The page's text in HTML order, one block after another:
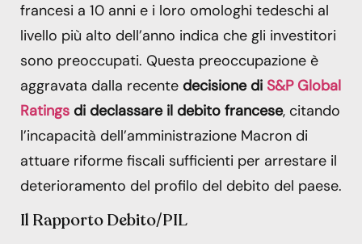
francesi a 10 anni e i loro omologhi tedeschi al
livello più alto dell’anno indica che gli investitori
sono preoccupati. Questa preoccupazione è
aggravata dalla recente decisione di S&P Global
Ratings di declassare il debito francese, citando
l’incapacità dell’amministrazione Macron di
attuare riforme fiscali sufficienti per arrestare il
deterioramento del profilo del debito del paese.
Il Rapporto Debito/PIL